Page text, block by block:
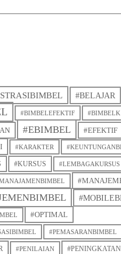
#BELAJAR
#BIMBELEFEKTIF #BIMBELK
#EBIMBEL
#EFEKTIF
#KARAKTER
#KURSUS #LEMBAGAKURSUS
#OPTIMAL
#PEMASARANBIMBEL
#PENILAIAN #PENINGKATAN